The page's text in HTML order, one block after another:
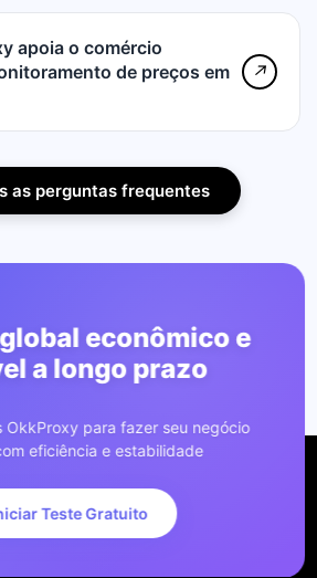
apoia o comércio
de preços em
↗
as perguntas frequentes
econômico e
a longo prazo
OkkProxy para fazer seu negócio
eficiência e estabilidade
Teste Gratuito